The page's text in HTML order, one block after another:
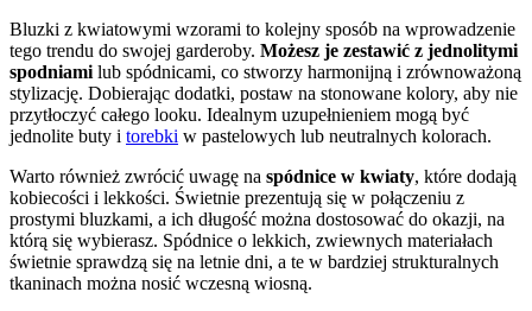
Bluzki z kwiatowymi wzorami to kolejny sposób na wprowadzenie
tego trendu do swojej garderoby. Możesz je zestawić z jednolitymi
spodniami lub spódnicami, co stworzy harmonijną i zrównoważoną
stylizację. Dobierając dodatki, postaw na stonowane kolory, aby nie
przytłoczyć całego looku. Idealnym uzupełnieniem mogą być
jednolite buty i torebki w pastelowych lub neutralnych kolorach.
Warto również zwrócić uwagę na spódnice w kwiaty, które dodają
kobiecości i lekkości. Świetnie prezentują się w połączeniu z
prostymi bluzkami, a ich długość można dostosować do okazji, na
którą się wybierasz. Spódnice o lekkich, zwiewnych materiałach
świetnie sprawdzą się na letnie dni, a te w bardziej strukturalnych
tkaninach można nosić wczesną wiosną.